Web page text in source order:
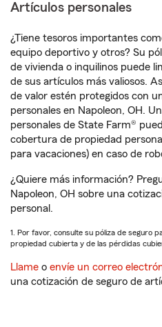
Artículos personales
¿Tiene tesoros importantes
equipo deportivo y otros? Su
de vivienda o inquilinos puede
de sus artículos más valiosos.
de valor estén protegidos con
personales en Napoleon, OH.
personales de State Farm®
cobertura de propiedad personal
para vacaciones) en caso de
¿Quiere más información?
Napoleon, OH sobre una
personal.
1. Por favor, consulte su póliza de seguro
propiedad cubierta y de las pérdidas
Llame o envíe un correo
una cotización de seguro de